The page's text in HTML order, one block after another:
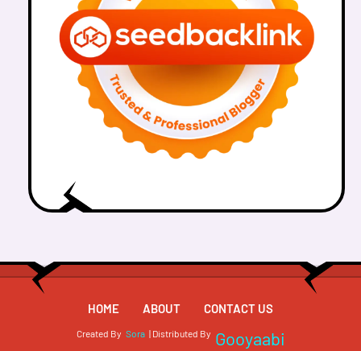
HOME ABOUT CONTACT US
Created By Sora | Distributed By Gooyaabi